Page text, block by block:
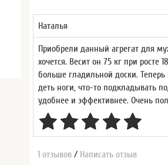
Наталья
Приобрели данный агрегат для
хочется. Весит он 75 кг при
больше гладильной доски.
деть ноги, что-то подкладывать
удобнее и эффективнее. Очень
1 отзывов / Написать отзыв